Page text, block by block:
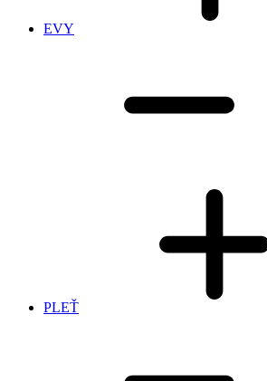
EVY
PLEŤ